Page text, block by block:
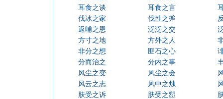
耳食之谈
耳食之言
伐冰之家
伐性之斧
返哺之恩
泛泛之交
方寸之地
方外之人
非分之想
匪石之心
分而治之
分内之事
风尘之变
风尘之会
风云之志
风中之烛
肤受之诉
肤受之愬